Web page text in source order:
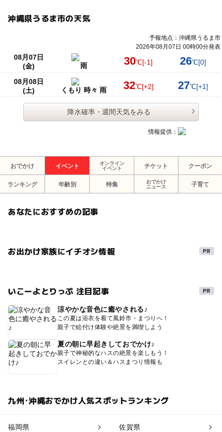
沖縄県うるま市の天気
予報地点：沖縄県うるま市
2026年08月07日 00時00分発表
08月07日
(金)
雨 30℃[-1] 26℃[0]
08月08日
(土)
くもり 時々 雨 32℃[+2] 27℃[+1]
降水確率・週間天気をみる
情報提供：
おでかけ イベント
オンライン
イベント
チケット クーポン
ランキング 年齢別 特集
おでかけ
ニュース
子育て
あなたにおすすめの記事
お出かけ家族にイチオシ情報
いこーよとりっぷ 注目記事
涼やかな音色に癒やされる♪
この夏は浴衣を着て風鈴市・まつりへ！
親子で絵付け体験や絶景を満喫しよう
夏の朝に早起きしておでかけ♪
親子で神秘的なハスの絶景を楽しもう！
スイレンとの違い＆ハスまつり情報も
九州･沖縄おでかけ人気スポットランキング
福岡県 佐賀県